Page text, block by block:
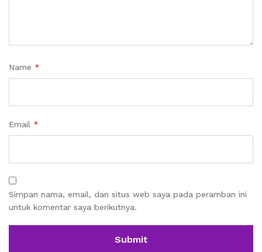
Name *
Email *
Simpan nama, email, dan situs web saya pada peramban ini
untuk komentar saya berikutnya.